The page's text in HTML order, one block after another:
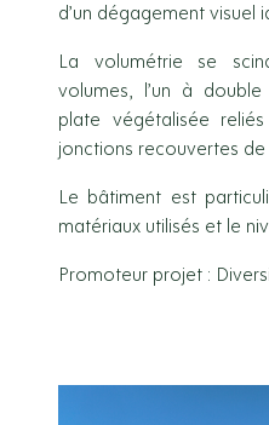
d’un dégagement visuel
La volumétrie se
volumes, l’un à
plate végétalisée
jonctions recouvertes de
Le bâtiment est
matériaux utilisés et le
Promoteur projet :